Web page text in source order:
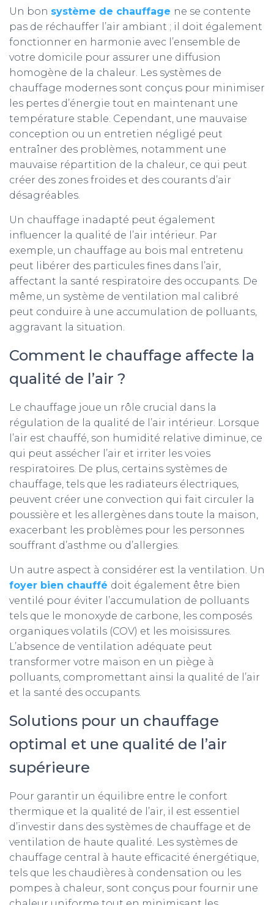
Un bon système de chauffage ne se contente
pas de réchauffer l’air ambiant ; il doit également
fonctionner en harmonie avec l’ensemble de
votre domicile pour assurer une diffusion
homogène de la chaleur. Les systèmes de
chauffage modernes sont conçus pour minimiser
les pertes d’énergie tout en maintenant une
température stable. Cependant, une mauvaise
conception ou un entretien négligé peut
entraîner des problèmes, notamment une
mauvaise répartition de la chaleur, ce qui peut
créer des zones froides et des courants d’air
désagréables.
Un chauffage inadapté peut également
influencer la qualité de l’air intérieur. Par
exemple, un chauffage au bois mal entretenu
peut libérer des particules fines dans l’air,
affectant la santé respiratoire des occupants. De
même, un système de ventilation mal calibré
peut conduire à une accumulation de polluants,
aggravant la situation.
Comment le chauffage affecte la
qualité de l’air ?
Le chauffage joue un rôle crucial dans la
régulation de la qualité de l’air intérieur. Lorsque
l’air est chauffé, son humidité relative diminue, ce
qui peut assécher l’air et irriter les voies
respiratoires. De plus, certains systèmes de
chauffage, tels que les radiateurs électriques,
peuvent créer une convection qui fait circuler la
poussière et les allergènes dans toute la maison,
exacerbant les problèmes pour les personnes
souffrant d’asthme ou d’allergies.
Un autre aspect à considérer est la ventilation. Un
foyer bien chauffé doit également être bien
ventilé pour éviter l’accumulation de polluants
tels que le monoxyde de carbone, les composés
organiques volatils (COV) et les moisissures.
L’absence de ventilation adéquate peut
transformer votre maison en un piège à
polluants, compromettant ainsi la qualité de l’air
et la santé des occupants.
Solutions pour un chauffage
optimal et une qualité de l’air
supérieure
Pour garantir un équilibre entre le confort
thermique et la qualité de l’air, il est essentiel
d’investir dans des systèmes de chauffage et de
ventilation de haute qualité. Les systèmes de
chauffage central à haute efficacité énergétique,
tels que les chaudières à condensation ou les
pompes à chaleur, sont conçus pour fournir une